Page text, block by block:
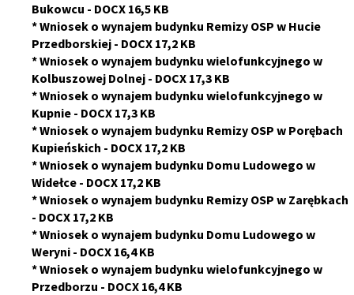
Bukowcu - DOCX 16,5 KB
*Wniosek o wynajem budynku Remizy OSP w Hucie
Przedborskiej - DOCX 17,2 KB
*Wniosek o wynajem budynku wielofunkcyjnego w
Kolbuszowej Dolnej - DOCX 17,3 KB
*Wniosek o wynajem budynku wielofunkcyjnego w
Kupnie - DOCX 17,3 KB
*Wniosek o wynajem budynku Remizy OSP w Porębach
Kupieńskich - DOCX 17,2 KB
*Wniosek o wynajem budynku Domu Ludowego w
Widełce - DOCX 17,2 KB
*Wniosek o wynajem budynku Remizy OSP w Zarębkach
- DOCX 17,2 KB
*Wniosek o wynajem budynku Domu Ludowego w
Weryni - DOCX 16,4 KB
*Wniosek o wynajem budynku wielofunkcyjnego w
Przedborzu - DOCX 16,4 KB